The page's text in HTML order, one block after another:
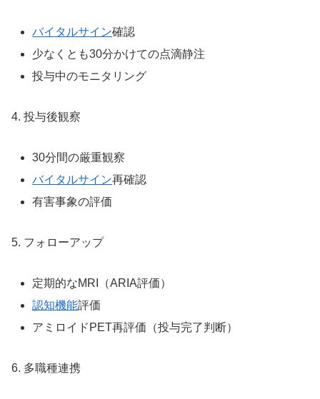
バイタルサイン確認
少なくとも30分かけての点滴静注
投与中のモニタリング
4. 投与後観察
30分間の厳重観察
バイタルサイン再確認
有害事象の評価
5. フォローアップ
定期的なMRI（ARIA評価）
認知機能評価
アミロイドPET再評価（投与完了判断）
6. 多職種連携